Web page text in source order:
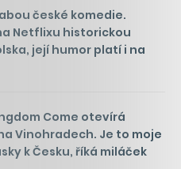
české komedie.
Netflixu historickou
její humor platí i na
Come otevírá
Vinohradech. Je to moje
k Česku, říká miláček